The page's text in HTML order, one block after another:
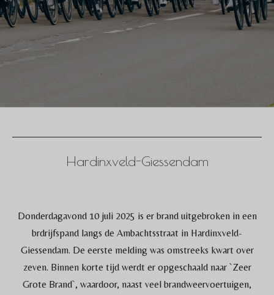
Hardinxveld-Giessendam
Donderdagavond 10 juli 2025 is er brand uitgebroken in een
brdrijfspand langs de Ambachtsstraat in Hardinxveld-
Giessendam. De eerste melding was omstreeks kwart over
zeven. Binnen korte tijd werdt er opgeschaald naar `Zeer
Grote Brand`, waardoor, naast veel brandweervoertuigen,